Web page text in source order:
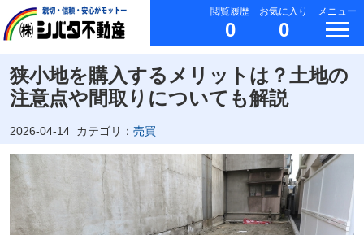
閲覧履歴
0
お気に入り
0
メニュー
狭小地を購入するメリットは？土地の
注意点や間取りについても解説
2026-04-14 カテゴリ： 売買